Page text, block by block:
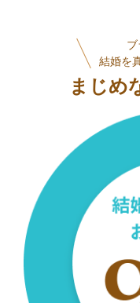
結婚を
まじめ